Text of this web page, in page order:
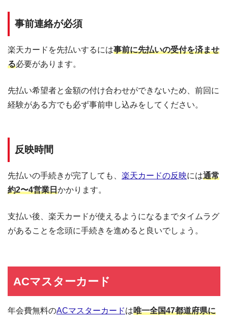
事前連絡が必須
楽天カードを先払いするには事前に先払いの受付を済ませ
る必要があります。
先払い希望者と金額の付け合わせができないため、前回に
経験がある方でも必ず事前申し込みをしてください。
反映時間
先払いの手続きが完了しても、 楽天カードの反映には通常
約2〜4営業日かかります。
支払い後、楽天カードが使えるようになるまでタイムラグ
があることを念頭に手続きを進めると良いでしょう。
ACマスターカード
年会費無料のACマスターカードは唯一全国47都道府県に